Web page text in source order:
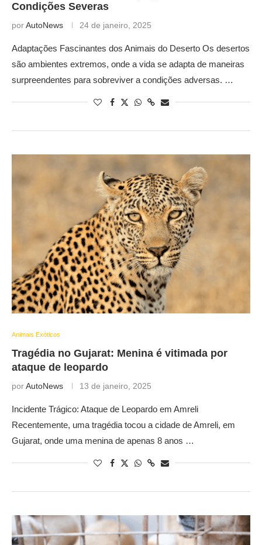
Condições Severas
porAutoNews 24 de janeiro, 2025
Adaptações Fascinantes dos Animais do Deserto Os desertos
são ambientes extremos, onde a vida se adapta de maneiras
surpreendentes para sobreviver a condições adversas. …
Animais Exóticos
Tragédia no Gujarat: Menina é vitimada por
ataque de leopardo
porAutoNews 13 de janeiro, 2025
Incidente Trágico: Ataque de Leopardo em Amreli
Recentemente, uma tragédia tocou a cidade de Amreli, em
Gujarat, onde uma menina de apenas 8 anos …